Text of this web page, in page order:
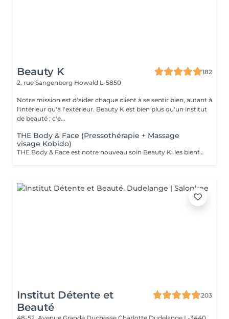
Beauty K
182
2, rue Sangenberg Howald L-5850
Notre mission est d'aider chaque client à se sentir bien, autant à
l'intérieur qu'à l'extérieur. Beauty K est bien plus qu'un institut
de beauté ; c'e...
THE Body & Face (Pressothérapie + Massage
visage Kobido)
THE Body & Face est notre nouveau soin Beauty K: les bienfaits de la Pressothérapie associé au massage japonais ancestrale: Le Soin Kobido Le soin Body & Face combine une session de Pressothérapie avec un Soin Kobido complet pour un traitement revitalisant et rajeunissant de la peau du visage et du corps. Ce soin d'une durée de 1 heure et 15 minutes est idéal pour ceux qui cherchent à détendre leur corps tout en bénéficiant d'un soin facial approfondi. Déroulement du Soin : 1. Pressothérapie (45minutes) : Commencez par une session relaxante de pressothérapie, qui aide à détendre les muscles, éliminer les toxines, activer le système lymphatique et la circulation sanguine. 2. Soin Kobido Nettoyage et Gommage : Un nettoyage profond suivi d'un gommage pour éliminer les cellules mortes et purifier la peau. Massage Kobido : Un massage facial traditionnel japonais qui stimule la circulation sanguine et lymphatique, tonifie les muscles faciaux, et offre un effet liftant naturel. Masque : Application d'un masque adapté à votre type de peau pour nourrir, hydrater et revitaliser. Bienfaits du Soin Body & Face : Relaxation Profonde : La pressothérapie détend le corps et apaise l'esprit, réduisant ainsi le stress et la fatigue. Effet Anti-Âge et Raffermissant : Le massage Kobido aide à réduire les signes de vieillissement, à raffermir la peau et à améliorer son élasticité. Ce soin est une excellente manière de combiner les bienfaits de la pressothérapie avec les techniques de soin facial avancées pour une expérience de beauté et de bien-être complète.
Institut Détente et
Beauté
203